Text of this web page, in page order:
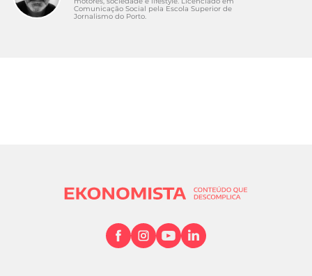
Comunicação Social pela Escola Superior de
Jornalismo do Porto.